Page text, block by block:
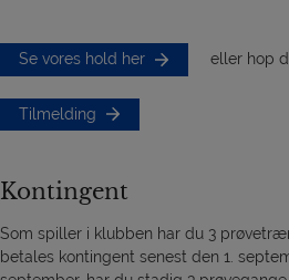
Se vores hold her eller hop
Tilmelding
Kontingent
Som spiller i klubben har du 3
betales kontingent senest den 1.